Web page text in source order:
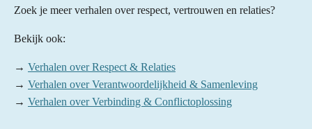
Zoek je meer verhalen over respect, vertrouwen en relaties?
Bekijk ook:
→ Verhalen over Respect & Relaties
→ Verhalen over Verantwoordelijkheid & Samenleving
→ Verhalen over Verbinding & Conflictoplossing